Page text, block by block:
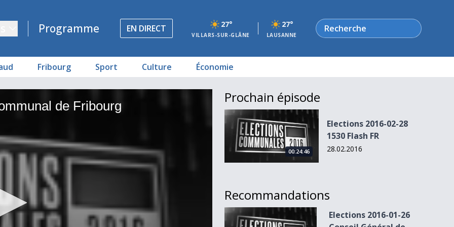
Programme EN DIRECT 27°
VILLARS-SUR-GLÂNE
27°
LAUSANNE
Rechercher
Fribourg Sport Culture Économie
de Fribourg
Prochain épisode
Elections 2016-02-28 1530 Flash FR
00:24:46
Elections 2016-02-28
1530 Flash FR
28.02.2016
Recommandations
Elections 2016-01-26 Conseil Général de Fribourg
Elections 2016-01-26